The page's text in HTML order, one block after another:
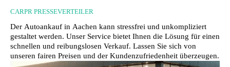
CARPR PRESSEVERTEILER
Der Autoankauf in Aachen kann stressfrei und unkompliziert
gestaltet werden. Unser Service bietet Ihnen die Lösung für einen
schnellen und reibungslosen Verkauf. Lassen Sie sich von
unseren fairen Preisen und der Kundenzufriedenheit überzeugen.